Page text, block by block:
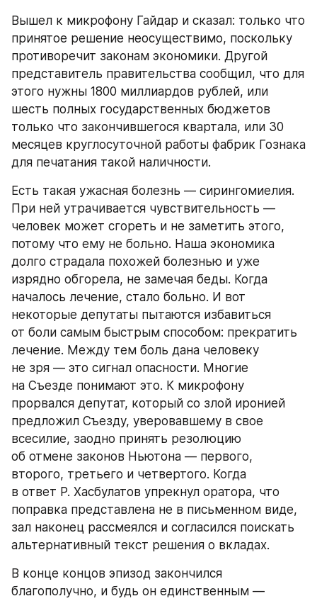
Вышел к микрофону Гайдар и сказал: только что
принятое решение неосуществимо, поскольку
противоречит законам экономики. Другой
представитель правительства сообщил, что для
этого нужны 1800 миллиардов рублей, или
шесть полных государственных бюджетов
только что закончившегося квартала, или 30
месяцев круглосуточной работы фабрик Гознака
для печатания такой наличности.
Есть такая ужасная болезнь — сирингомиелия.
При ней утрачивается чувствительность —
человек может сгореть и не заметить этого,
потому что ему не больно. Наша экономика
долго страдала похожей болезнью и уже
изрядно обгорела, не замечая беды. Когда
началось лечение, стало больно. И вот
некоторые депутаты пытаются избавиться
от боли самым быстрым способом: прекратить
лечение. Между тем боль дана человеку
не зря — это сигнал опасности. Многие
на Съезде понимают это. К микрофону
прорвался депутат, который со злой иронией
предложил Съезду, уверовавшему в свое
всесилие, заодно принять резолюцию
об отмене законов Ньютона — первого,
второго, третьего и четвертого. Когда
в ответ Р. Хасбулатов упрекнул оратора, что
поправка представлена не в письменном виде,
зал наконец рассмеялся и согласился поискать
альтернативный текст решения о вкладах.
В конце концов эпизод закончился
благополучно, и будь он единственным —